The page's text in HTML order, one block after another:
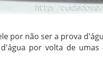
por não ser a prova
por volta de